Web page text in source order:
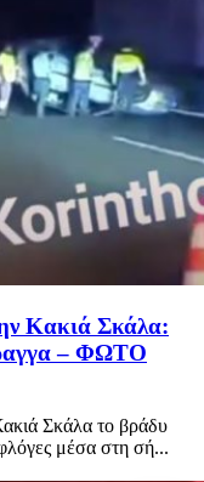
Κακιά Σκάλα:
– ΦΩΤΟ
Σκάλα το βράδυ
μέσα στη σή...